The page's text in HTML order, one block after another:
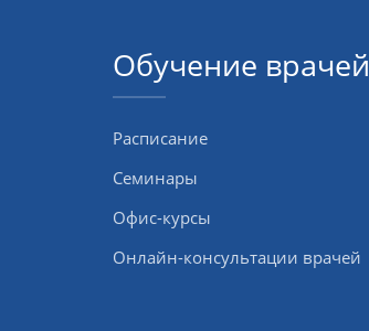
Обучение врачей
Расписание
Семинары
Офис-курсы
Онлайн-консультации врачей